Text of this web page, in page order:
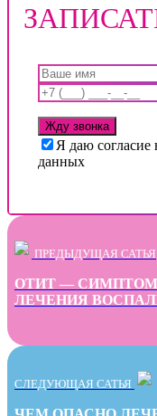
Я даю согласие
данных
ПРЕДЫДУЩАЯ САТЬЯ
ОТИТ —
ЛЕЧЕНИЯ
СЛЕДУЮЩАЯ САТЬЯ